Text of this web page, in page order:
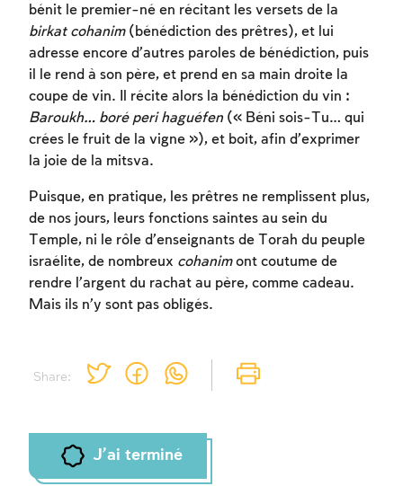
Share:
bénit le premier-né en récitant les versets de la
birkat cohanim(bénédiction des prêtres), et lui
adresse encore d’autres paroles de bénédiction, puis
il le rend à son père, et prend en sa main droite la
coupe de vin. Il récite alors la bénédiction du vin :
Baroukh… boré peri haguéfen (« Béni sois-Tu… qui
crées le fruit de la vigne »), et boit, afin d’exprimer
la joie de la mitsva.
Puisque, en pratique, les prêtres ne remplissent plus,
de nos jours, leurs fonctions saintes au sein du
Temple, ni le rôle d’enseignants de Torah du peuple
israélite, de nombreux cohanimont coutume de
rendre l’argent du rachat au père, comme cadeau.
Mais ils n’y sont pas obligés.
J'ai terminé
Afin d'enregistrer ce que vous avez étudié,
vous devez vous connectez ou vous
inscrire.
Inscription Connexion